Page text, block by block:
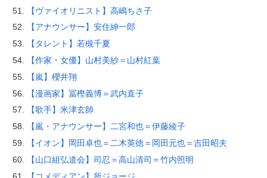
【ヴァイオリニスト】高嶋ちさ子
【アナウンサー】安住紳一郎
【タレント】若槻千夏
【作家・女優】山村美紗＝山村紅葉
【嵐】櫻井翔
【漫画家】冨樫義博＝武内直子
【歌手】米津玄師
【嵐・アナウンサー】二宮和也＝伊藤綾子
【イオン】岡田卓也＝二木英徳＝岡田元也＝吉田昭夫
【山口組弘道会】司忍＝高山清司＝竹内照明
【コメディアン】所ジョージ